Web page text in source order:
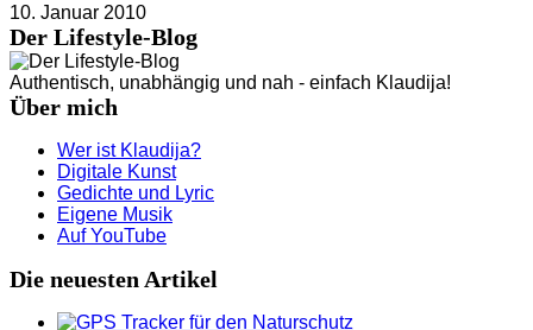
10. Januar 2010
Der Lifestyle-Blog
Authentisch, unabhängig und nah - einfach Klaudija!
Über mich
Wer ist Klaudija?
Digitale Kunst
Gedichte und Lyric
Eigene Musik
Auf YouTube
Die neuesten Artikel